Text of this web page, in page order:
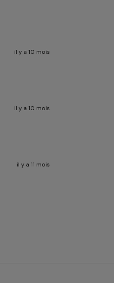
il y a 10 mois
il y a 10 mois
il y a 11 mois